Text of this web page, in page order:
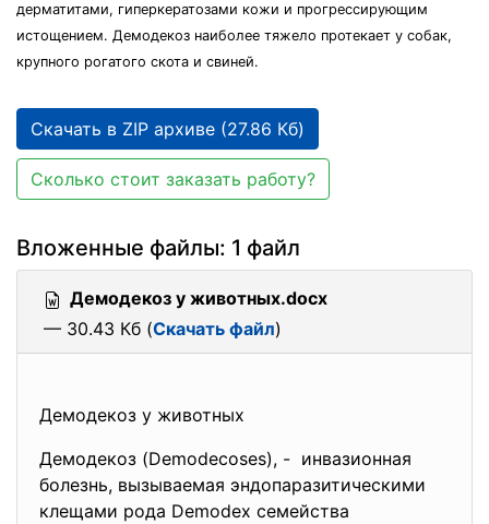
дерматитами, гиперкератозами кожи и прогрессирующим
истощением. Демодекоз наиболее тяжело протекает у собак,
крупного рогатого скота и свиней.
Скачать в ZIP архиве (27.86 Кб)
Сколько стоит заказать работу?
Вложенные файлы: 1 файл
Демодекоз у животных.docx
— 30.43 Кб (Скачать файл)
Демодекоз у животных
Демодекоз (Demodecoses), - инвазионная
болезнь, вызываемая эндопаразитическими
клещами рода Demodex семейства